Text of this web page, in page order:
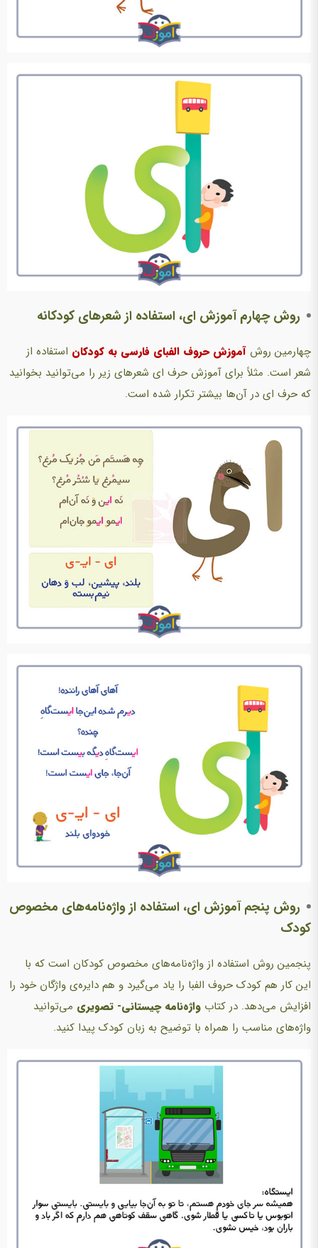
روش چهارم آموزش ای، استفاده از شعرهای کودکانه
چهارمین روش آموزش حروف الفبای فارسی به کودکان استفاده از
شعر است. مثلاً برای آموزش حرف ای شعرهای زیر را می‌توانید بخوانید
که حرف ای در آن‌ها بیشتر تکرار شده است.
روش پنجم آموزش ای، استفاده از واژه‌نامه‌های مخصوص
کودک
پنجمین روش استفاده از واژه‌نامه‌های مخصوص کودکان است که با
این کار هم کودک حروف الفبا را یاد می‌گیرد و هم دایره‌ی واژگان خود را
افزایش می‌دهد. در کتاب واژه‌نامه چیستانی- تصویری می‌توانید
واژه‌های مناسب را همراه با توضیح به زبان کودک پیدا کنید.